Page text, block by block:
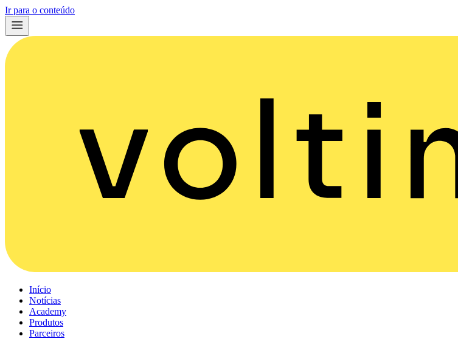
Ir para o conteúdo
Início
Notícias
Academy
Produtos
Parceiros